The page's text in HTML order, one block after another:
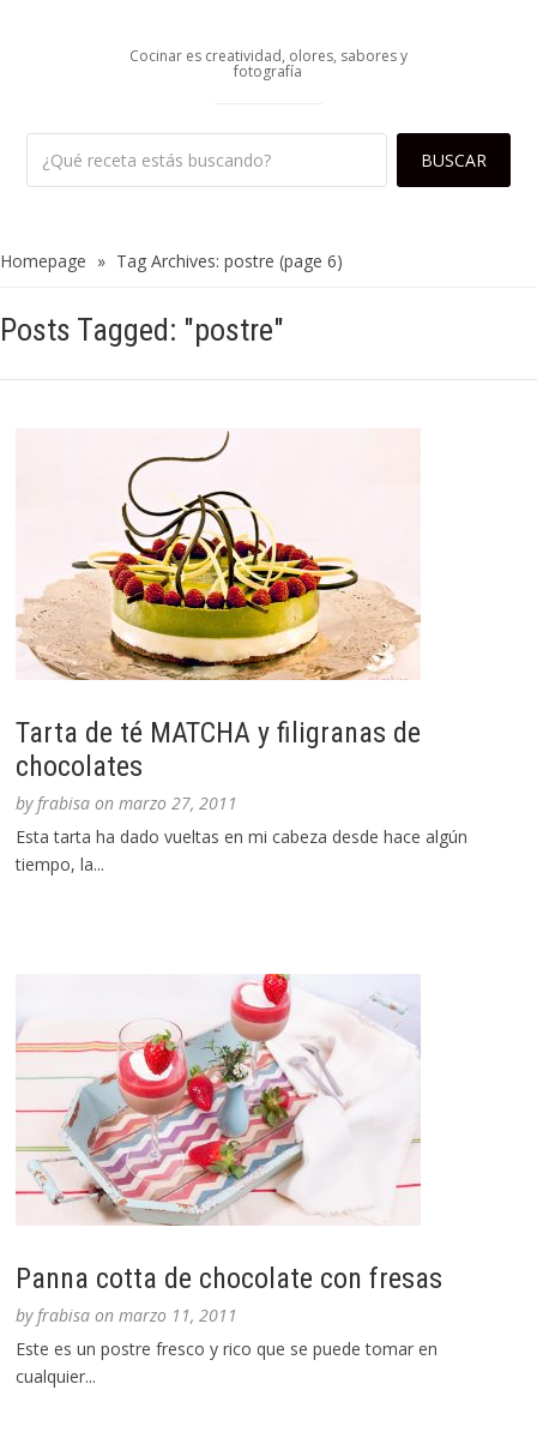
Cocinar es creatividad, olores, sabores y
fotografía
Homepage » Tag Archives: postre (page 6)
Posts Tagged: "postre"
Tarta de té MATCHA y filigranas de
chocolates
byfrabisa onmarzo 27, 2011
Esta tarta ha dado vueltas en mi cabeza desde hace algún
tiempo, la...
Panna cotta de chocolate con fresas
byfrabisa onmarzo 11, 2011
Este es un postre fresco y rico que se puede tomar en
cualquier...